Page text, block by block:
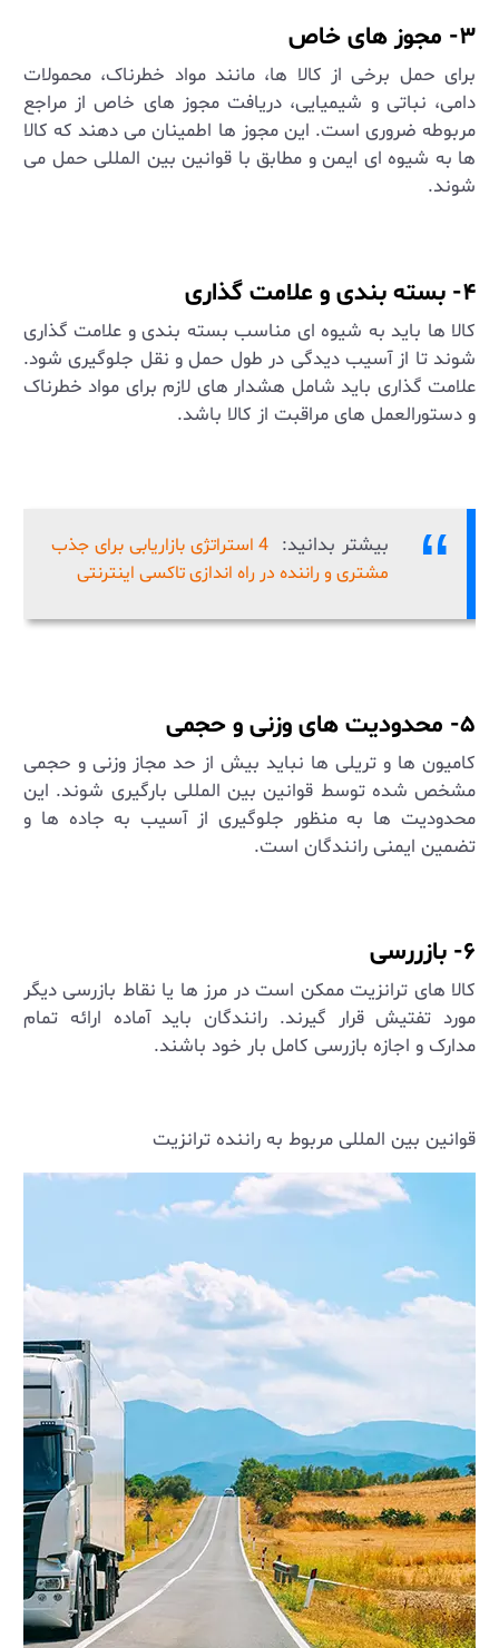
۳- مجوز های خاص
برای حمل برخی از کالا ها، مانند مواد خطرناک، محمولات
دامی، نباتی و شیمیایی، دریافت مجوز های خاص از مراجع
مربوطه ضروری است. این مجوز ها اطمینان می ‌دهند که کالا
ها به شیوه ‌ای ایمن و مطابق با قوانین بین ‌المللی حمل می
‌شوند.
۴- بسته ‌بندی و علامت‌ گذاری
کالا ها باید به شیوه ‌ای مناسب بسته‌ بندی و علامت ‌گذاری
شوند تا از آسیب ‌دیدگی در طول حمل و نقل جلوگیری شود.
علامت ‌گذاری باید شامل هشدار های لازم برای مواد خطرناک
و دستورالعمل ‌های مراقبت از کالا باشد.
بیشتر بدانید:
4 استراتژی بازاریابی برای جذب
مشتری و راننده در راه اندازی تاکسی اینترنتی
۵- محدودیت‌ های وزنی و حجمی
کامیون ‌ها و تریلی ‌ها نباید بیش از حد مجاز وزنی و حجمی
مشخص شده توسط قوانین بین ‌المللی بارگیری شوند. این
محدودیت‌ ها به منظور جلوگیری از آسیب به جاده ‌ها و
تضمین ایمنی رانندگان است.
۶- بازررسی
کالا های ترانزیت ممکن است در مرز ها یا نقاط بازرسی دیگر
مورد تفتیش قرار گیرند. رانندگان باید آماده ارائه تمام
مدارک و اجازه بازرسی کامل بار خود باشند.
قوانین بین المللی مربوط به راننده ترانزیت